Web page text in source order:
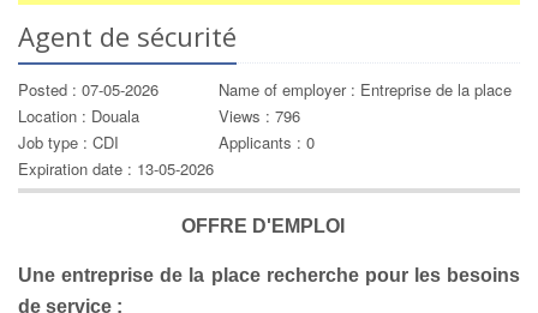
Agent de sécurité
Posted : 07-05-2026
Name of employer : Entreprise de la place
Location : Douala
Views : 796
Job type : CDI
Applicants : 0
Expiration date : 13-05-2026
OFFRE D'EMPLOI
Une entreprise de la place recherche pour les besoins
de service :